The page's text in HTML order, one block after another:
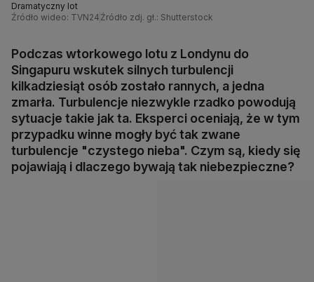
Dramatyczny lot
Źródło wideo: TVN24 Źródło zdj. gł.: Shutterstock
Podczas wtorkowego lotu z Londynu do
Singapuru wskutek silnych turbulencji
kilkadziesiąt osób zostało rannych, a jedna
zmarła. Turbulencje niezwykle rzadko powodują
sytuacje takie jak ta. Eksperci oceniają, że w tym
przypadku winne mogły być tak zwane
turbulencje "czystego nieba". Czym są, kiedy się
pojawiają i dlaczego bywają tak niebezpieczne?